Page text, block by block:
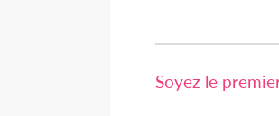
Soyez le